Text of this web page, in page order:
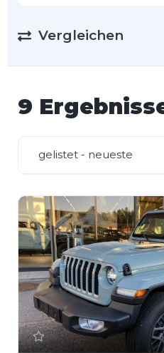
Vergleichen
9
gelistet - neueste